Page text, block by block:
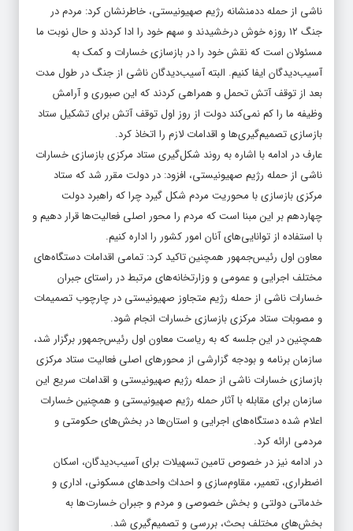
ناشی از حمله ددمنشانه رژیم صهیونیستی، خاطرنشان کرد: مردم در
جنگ ۱۲ روزه خوش درخشیدند و سهم خود را ادا کردند و حال نوبت ما
مسئولان است که نقش خود را در بازسازی خسارات و کمک به
آسیب‌دیدگان ایفا کنیم. البته آسیب‌دیدگان ناشی از جنگ در طول مدت
بعد از توقف آتش تحمل و همراهی کردند که این صبوری و آرامش
وظیفه ما را کم نمی‌کند دولت از روز اول توقف آتش برای تشکیل ستاد
بازسازی تصمیم‌گیری‌ها و اقدامات لازم را اتخاذ کرد.
عارف در ادامه با اشاره به روند شکل‌گیری ستاد مرکزی بازسازی خسارات
ناشی از حمله رژیم صهیونیستی، افزود: در دولت مقرر شد که ستاد
مرکزی بازسازی با محوریت مردم شکل گیرد چرا که راهبرد دولت
چهاردهم بر این مبنا است که مردم را محور اصلی فعالیت‌ها قرار دهیم و
با استفاده از توانایی‌های آنان امور کشور را اداره کنیم.
معاون اول رئیس‌جمهور همچنین تاکید کرد: تمامی اقدامات دستگاه‌های
مختلف اجرایی و عمومی و وزارتخانه‌های مرتبط در راستای جبران
خسارات ناشی از حمله رژیم متجاوز صهیونیستی در چارچوب تصمیمات
و مصوبات ستاد مرکزی بازسازی خسارات انجام شود.
همچنین در این جلسه که به ریاست معاون اول رئیس‌جمهور برگزار شد،
سازمان برنامه و بودجه گزارشی از محورهای اصلی فعالیت ستاد مرکزی
بازسازی خسارات ناشی از حمله رژیم صهیونیستی و اقدامات سریع این
سازمان برای مقابله با آثار حمله رژیم صهیونیستی و همچنین خسارات
اعلام شده دستگاه‌های اجرایی و استان‌ها در بخش‌های حکومتی و
مردمی ارائه کرد.
در ادامه نیز در خصوص تامین تسهیلات برای آسیب‌دیدگان، اسکان
اضطراری، تعمیر، مقاوم‌سازی و احداث واحدهای مسکونی، اداری و
خدماتی دولتی و بخش خصوصی و مردم و جبران خسارت‌ها به
بخش‌های مختلف بحث، بررسی و تصمیم‌گیری شد.